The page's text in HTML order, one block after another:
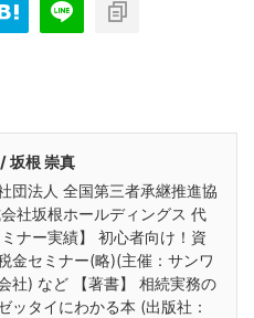
坂根 崇真
団法人 全国第三者承継推進協
社坂根ホールディングス 代
ナー実績】 初心者向け！資
金セミナー(略)(主催：サンワ
社) など 【著書】 相続実務の
ッタイにわかる本 (出版社：